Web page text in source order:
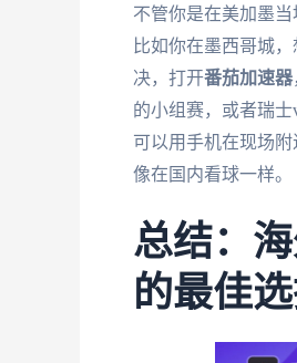
不管你是在美加墨
比如你在墨西哥城
决，打开番茄加速器
的小组赛，或者瑞
可以用手机在现场
像在国内看球一样。
总结：
的最佳